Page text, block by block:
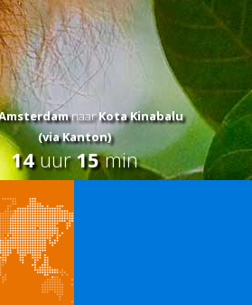
naarKota Kinabalu
(via Kanton)
14uur15min